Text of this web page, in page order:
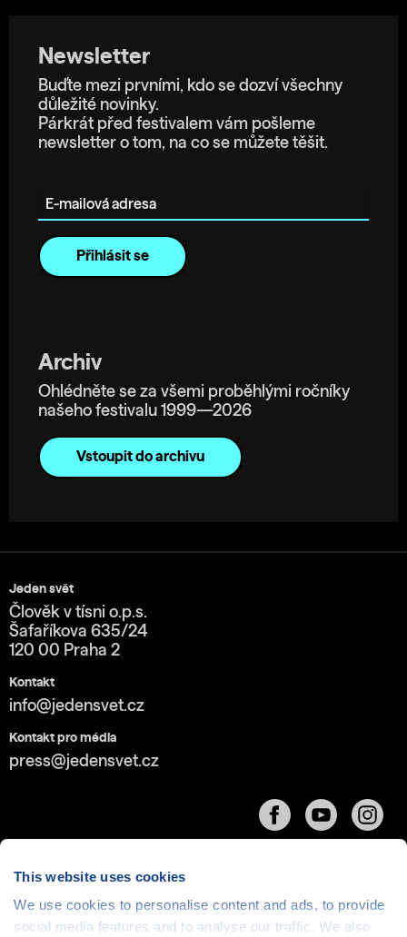
This website uses cookies
We use cookies to personalise content and ads, to provide
social media features and to analyse our traffic. We also
Newsletter
Buďte mezi prvními, kdo se dozví všechny
důležité novinky.
Párkrát před festivalem vám pošleme
newsletter o tom, na co se můžete těšit.
Archiv
Ohlédněte se za všemi proběhlými ročníky
našeho festivalu 1999—2026
Vstoupit do archivu
Jeden svět
Člověk v tísni o.p.s.
Šafaříkova 635/24
120 00 Praha 2
Kontakt
info@jedensvet.cz
Kontakt pro média
press@jedensvet.cz
Cookies| © 1999-2026 Člověk v tísni o.p.s., web běží